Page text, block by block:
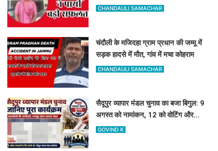
असिस्टेंट प्रोफेसर
CHANDAULI SAMACHAR
चंदौली के मजिदहा ग्राम प्रधान की जम्मू में
सड़क हादसे में मौत, गांव में मचा कोहराम
CHANDAULI SAMACHAR
सैदूपुर व्यापार मंडल चुनाव का बजा बिगुल: 9
अगस्त को नामांकन, 12 को वोटिंग और
नतीजे
GOVIND K